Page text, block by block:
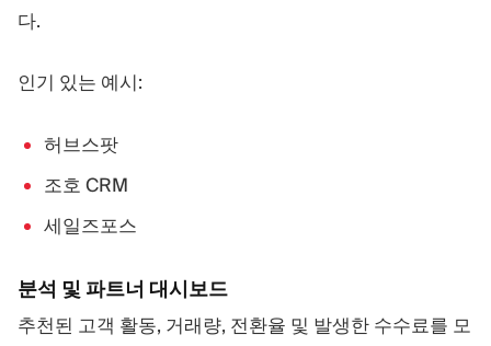
다.
인기 있는 예시:
허브스팟
조호 CRM
세일즈포스
분석 및 파트너 대시보드
추천된 고객 활동, 거래량, 전환율 및 발생한 수수료를 모